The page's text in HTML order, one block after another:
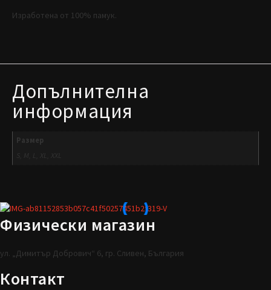
Изработена от 100% памук.
Допълнителна
информация
Размер
S, M, L, XL, XXL
Физически магазин
ул. „Димитър Добрович“ 6, гр. Сливен, България
Контакт